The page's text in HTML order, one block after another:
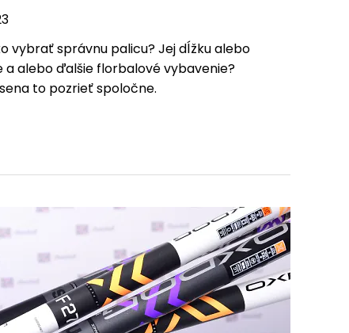
vybrať správnu palicu? Jej dĺžku alebo
a alebo ďalšie florbalové vybavenie?
to pozrieť spoločne.